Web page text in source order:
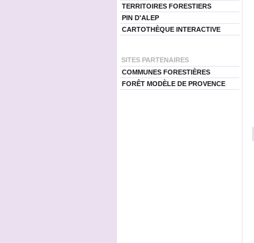
TERRITOIRES FORESTIERS
PIN D'ALEP
CARTOTHÈQUE INTERACTIVE
SITES PARTENAIRES
COMMUNES FORESTIÈRES
FORÊT MODÈLE DE PROVENCE